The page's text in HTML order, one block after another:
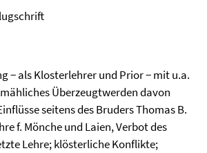
− als Klosterlehrer und Prior − mit u.a.
Überzeugtwerden davon
seitens des Bruders Thomas B.
f. Mönche und Laien, Verbot des
Lehre; klösterliche Konflikte;